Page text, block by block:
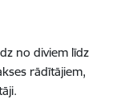
no diviem līdz
rādītājiem,